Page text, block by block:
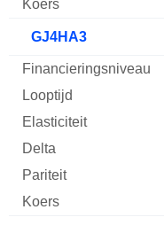
GJ4HA3